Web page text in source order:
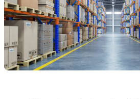
Répéteur commercial à